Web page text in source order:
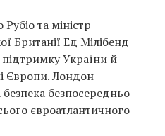
та міністр
Британії Ед Мілібенд
України й
Європи. Лондон
безпосередньо
євроатлантичного